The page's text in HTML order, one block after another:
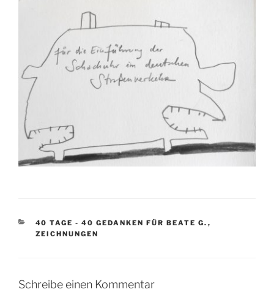
KATEGORIEN
40 TAGE - 40 GEDANKEN FÜR BEATE G. ,
ZEICHNUNGEN
Schreibe einen Kommentar